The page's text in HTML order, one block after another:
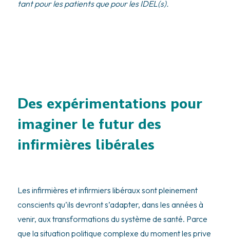
tant pour les patients que pour les IDEL(s).
Des expérimentations pour
imaginer le futur des
infirmières libérales
Les infirmières et infirmiers libéraux sont pleinement
conscients qu’ils devront s’adapter, dans les années à
venir, aux transformations du système de santé. Parce
que la situation politique complexe du moment les prive